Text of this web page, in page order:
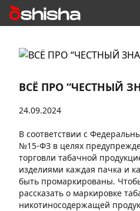
ВСЁ ПРО “ЧЕСТНЫЙ
24.09.2024
В соответствии с
№15-ФЗ в целях
торговли табачной
изделиями каждая пачка и
быть промаркированы.
рассказать о маркировке
никотиносодержащей